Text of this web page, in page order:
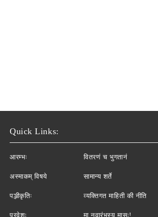
Quick Links:
आरम्भः
अस्माकम् विषये
पञ्जीकृतिः
प्रवेशः
वितरणं च भुगतानं
सामान्य शर्ते
व्यक्तिगत माहिती की नीति
मा नवारंभस्य मासः!